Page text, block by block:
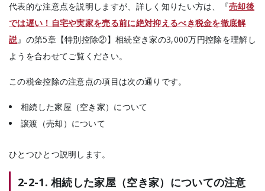
代表的な注意点を説明しますが、詳しく知りたい方は、『売却後
では遅い！自宅や実家を売る前に絶対抑えるべき税金を徹底解
説』の第5章【特別控除②】相続空き家の3,000万円控除を理解し
ようを合わせてご覧ください。
この税金控除の注意点の項目は次の通りです。
相続した家屋（空き家）について
譲渡（売却）について
ひとつひとつ説明します。
2-2-1. 相続した家屋（空き家）についての注意